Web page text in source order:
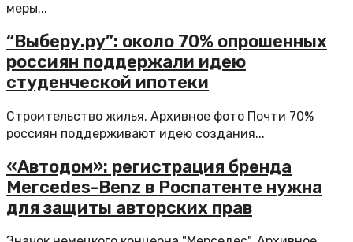
меры...
“Выберу.ру”: около 70% опрошенных
россиян поддержали идею
студенческой ипотеки
Строительство жилья. Архивное фото Почти 70%
россиян поддерживают идею создания...
«Автодом»: регистрация бренда
Mercedes-Benz в Роспатенте нужна
для защиты авторских прав